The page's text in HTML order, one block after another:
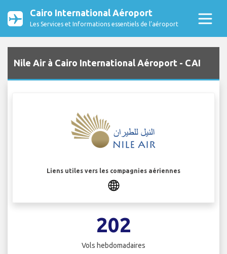
Cairo International Aéroport
Les Services et Informations essentiels de l’aéroport
Nile Air à Cairo International Aéroport - CAI
Liens utiles vers les compagnies aériennes
202
Vols hebdomadaires